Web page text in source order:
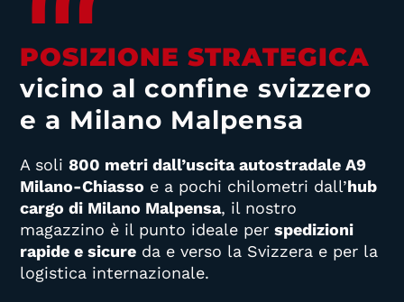
POSIZIONE STRATEGICA
vicino al confine svizzero
e a Milano Malpensa
A soli800 metri dall’uscita autostradale A9
Milano-Chiasso e a pochi chilometri dall’hub
cargo di Milano Malpensa, il nostro
magazzino è il punto ideale perspedizioni
rapide e sicure da e verso la Svizzera e per la
logistica internazionale.